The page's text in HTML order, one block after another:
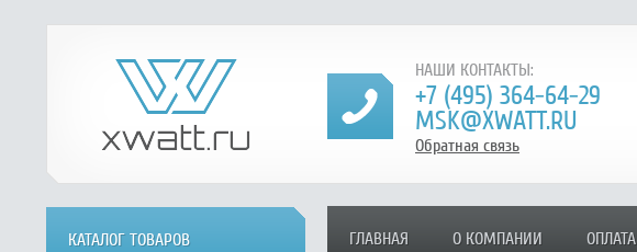
НАШИ КОНТАКТЫ:
+7 (495) 364-64-29
MSK@XWATT.RU
Обратная связь
ГЛАВНАЯ О КОМПАНИИ ОПЛАТА
КАТАЛОГ ТОВАРОВ